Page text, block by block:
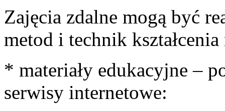
Zajęcia zdalne mogą być
metod i technik
* materiały edukacyjne –
serwisy internetowe: